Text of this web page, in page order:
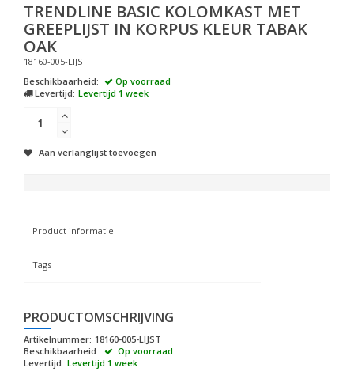
TRENDLINE BASIC KOLOMKAST MET
GREEPLIJST IN KORPUS KLEUR TABAK
OAK
18160-005-LIJST
Beschikbaarheid:
Op voorraad
Levertijd: Levertijd 1 week
Aan verlanglijst toevoegen
Product informatie
Tags
PRODUCTOMSCHRIJVING
Artikelnummer: 18160-005-LIJST
Beschikbaarheid:
Op voorraad
Levertijd: Levertijd 1 week